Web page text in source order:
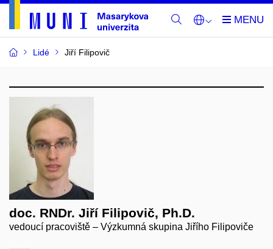
Lidé Jiří Filipovič
doc. RNDr. Jiří Filipovič, Ph.D.
vedoucí pracoviště – Výzkumná skupina Jiřího Filipoviče